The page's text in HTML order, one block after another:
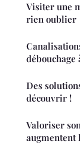
Visiter une
rien oublier
débouchage
Des
découvrir !
Valoriser
augmentent